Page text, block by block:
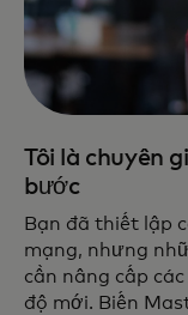
Tôi là chuyên
bước
Bạn đã thiết lập
mạng, nhưng
cần nâng cấp
độ mới. Biến